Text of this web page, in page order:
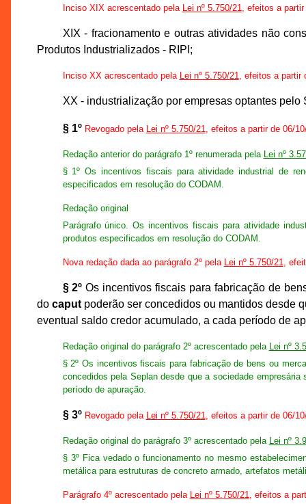
Inciso XIX acrescentado pela Lei nº 5.750/21, efeitos a partir
XIX - fracionamento e outras atividades não
Produtos Industrializados - RIPI;
Inciso XX acrescentado pela Lei nº 5.750/21, efeitos a partir
XX - industrialização por empresas optantes pelo
§ 1º Revogado pela Lei nº 5.750/21, efeitos a partir de 06/
Redação anterior do parágrafo 1º renumerada pela Lei nº
§ 1º Os incentivos fiscais para atividade industrial de
especificados em resolução do CODAM.
Redação original
Parágrafo único. Os incentivos fiscais para atividade
produtos especificados em resolução do CODAM.
Nova redação dada ao parágrafo 2º pela Lei nº 5.750/21,
§ 2º Os incentivos fiscais para fabricação de
do caputpoderão ser concedidos ou mantidos desde
eventual saldo credor acumulado, a cada período de
Redação original do parágrafo 2º acrescentado pela Lei nº
§ 2º Os incentivos fiscais para fabricação de bens ou
concedidos pela Seplan desde que a sociedade
período de apuração.
§ 3º Revogado pela Lei nº 5.750/21, efeitos a partir de 06/
Redação original do parágrafo 3º acrescentado pela Lei nº
§ 3º Fica vedado o funcionamento no mesmo
metálica para estruturas de concreto armado, artefatos
Parágrafo 4º acrescentado pela Lei nº 5.750/21, efeitos a